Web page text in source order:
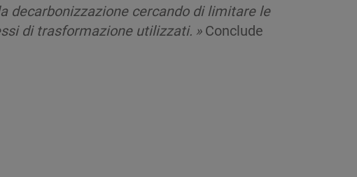
decarbonizzazione cercando di limitare le
di trasformazione utilizzati. »Conclude